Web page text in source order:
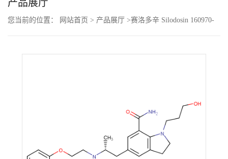
产品展厅
您当前的位置： 网站首页 > 产品展厅 >赛洛多辛 Silodosin 160970-